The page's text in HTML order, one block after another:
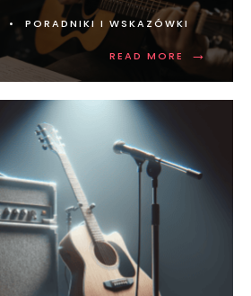
• PORADNIKI I WSKAZÓWKI
READ MORE →